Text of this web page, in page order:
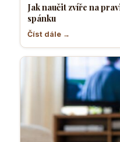
Jak naučit zvíře na
spánku
Číst dále →